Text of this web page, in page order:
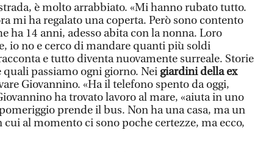
è molto arrabbiato. «Mi hanno rubato tutto.
mi ha regalato una coperta. Però sono contento
ha 14 anni, adesso abita con la nonna. Loro
io no e cerco di mandare quanti più soldi
e tutto diventa nuovamente surreale. Storie
passiamo ogni giorno. Nei giardini della ex
Giovannino. «Ha il telefono spento da oggi,
ha trovato lavoro al mare, «aiuta in uno
prende il bus. Non ha una casa, ma un
al momento ci sono poche certezze, ma ecco,